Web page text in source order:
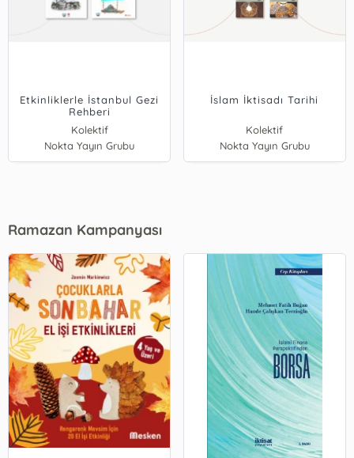
Etkinliklerle İstanbul Gezi
Rehberi
Kolektif
Nokta Yayın Grubu
İslam İktisadı Tarihi
Kolektif
Nokta Yayın Grubu
Ramazan Kampanyası